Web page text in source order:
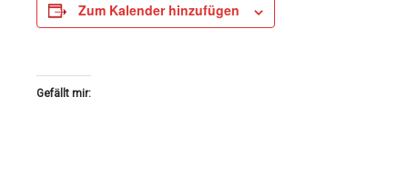
Zum Kalender hinzufügen
Gefällt mir: